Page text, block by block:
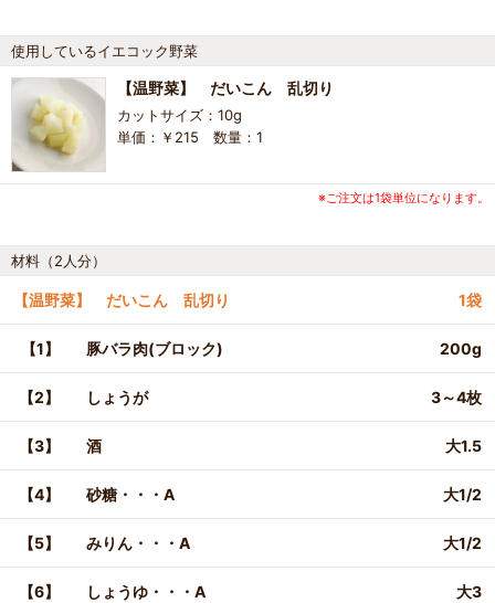
使用しているイエコック野菜
【温野菜】 だいこん 乱切り
カットサイズ：10g
単価：￥215 数量：1
※ご注文は1袋単位になります。
材料（2人分）
【温野菜】 だいこん 乱切り 1袋
【1】 豚バラ肉(ブロック) 200g
【2】 しょうが 3～4枚
【3】 酒 大1.5
【4】 砂糖・・・A 大1/2
【5】 みりん・・・A 大1/2
【6】 しょうゆ・・・A 大3